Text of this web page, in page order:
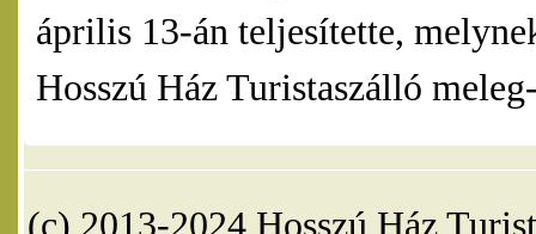
április 13-án teljesítette,
Hosszú Ház Turistaszálló
(c) 2013-2024 Hosszú Ház